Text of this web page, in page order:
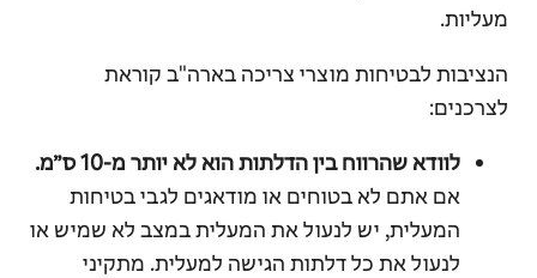
מעליות.
הנציבות לבטיחות מוצרי צריכה בארה"ב קוראת
לצרכנים:
לוודא שהרווח בין הדלתות הוא לא יותר מ-10 ס״מ
.
אם אתם לא בטוחים או מודאגים לגבי בטיחות
המעלית, יש לנעול את המעלית במצב לא שמיש או
לנעול את כל דלתות הגישה למעלית. מתקיני